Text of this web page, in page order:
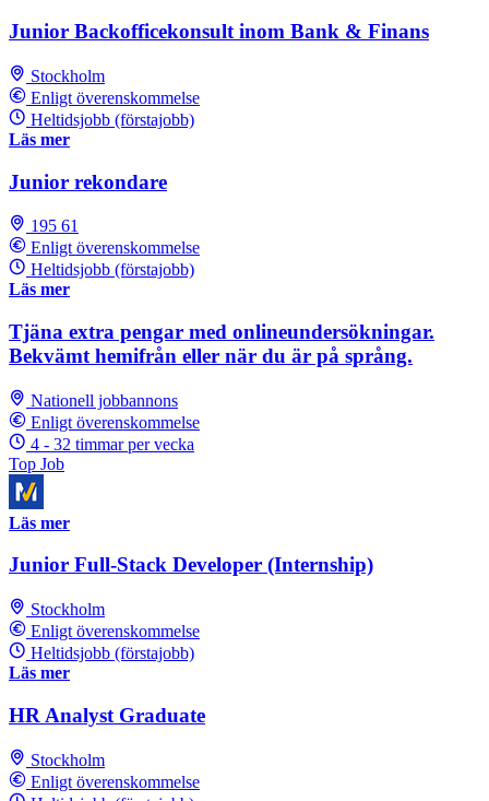
Junior Backofficekonsult inom Bank & Finans
Stockholm
Enligt överenskommelse
Heltidsjobb (förstajobb)
Läs mer
Junior rekondare
195 61
Enligt överenskommelse
Heltidsjobb (förstajobb)
Läs mer
Tjäna extra pengar med onlineundersökningar.
Bekvämt hemifrån eller när du är på språng.
Nationell jobbannons
Enligt överenskommelse
4 - 32 timmar per vecka
Top Job
Läs mer
Junior Full-Stack Developer (Internship)
Stockholm
Enligt överenskommelse
Heltidsjobb (förstajobb)
Läs mer
HR Analyst Graduate
Stockholm
Enligt överenskommelse